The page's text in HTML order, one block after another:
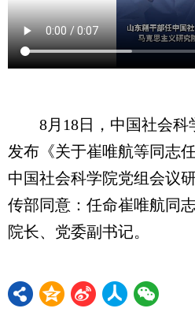
8月18日，中国社会科
发布《关于崔唯航等同志
中国社会科学院党组会议
传部同意：任命崔唯航同
院长、党委副书记。